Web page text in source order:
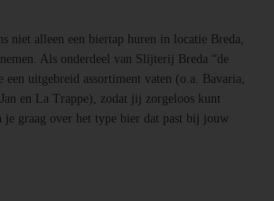
niet alleen een biertap huren in locatie Breda,
Als onderdeel van Slijterij Breda “de
een uitgebreid assortiment vaten (o.a. Bavaria,
en La Trappe), zodat jij zorgeloos kunt
je graag over het type bier dat past bij jouw